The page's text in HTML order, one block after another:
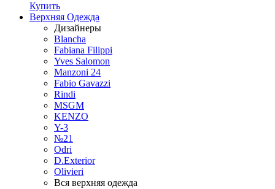
Купить
Верхняя Одежда
Дизайнеры
Blancha
Fabiana Filippi
Yves Salomon
Manzoni 24
Fabio Gavazzi
Rindi
MSGM
KENZO
Y-3
№21
Odri
D.Exterior
Olivieri
Вся верхняя одежда